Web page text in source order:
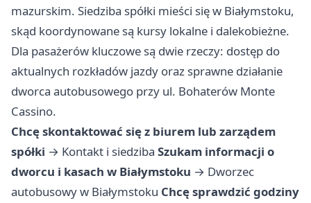
mazurskim. Siedziba spółki mieści się w Białymstoku,
skąd koordynowane są kursy lokalne i dalekobieżne.
Dla pasażerów kluczowe są dwie rzeczy: dostęp do
aktualnych rozkładów jazdy oraz sprawne działanie
dworca autobusowego przy ul. Bohaterów Monte
Cassino.
Chcę skontaktować się z biurem lub zarządem
spółki → Kontakt i siedziba Szukam informacji o
dworcu i kasach w Białymstoku → Dworzec
autobusowy w Białymstoku Chcę sprawdzić godziny